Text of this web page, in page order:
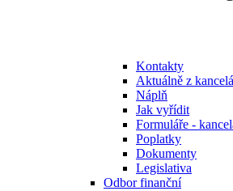
Kontakty
Aktuálně z
Náplň
Jak vyřídit
Formuláře -
Poplatky
Dokumenty
Legislativa
Odbor finanční